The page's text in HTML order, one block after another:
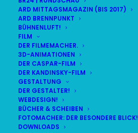
ARD MITTAGSMAGAZIN (BIS 2017)
ARD BRENNPUNKT
BÜHNENLUFT!
FILM
DER FILMEMACHER.
3D-ANIMATIONEN
DER CASPAR-FILM
DER KANDINSKY-FILM
GESTALTUNG
DER GESTALTER!
WEBDESIGN!
BÜCHER & SCHEIBEN
FOTOMACHER: DER BESONDERE BLICK!
DOWNLOADS
© STEFAN SCHEIDER
LIVE(alle Termine
DEMNÄCHST: